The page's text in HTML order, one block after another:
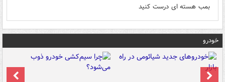
بمب هسته ای درست کنید
خودرو